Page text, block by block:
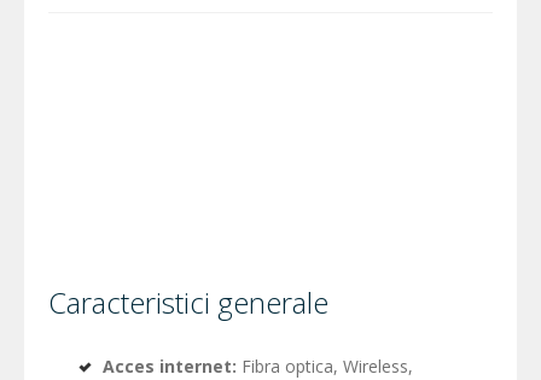
Caracteristici generale
Acces internet: Fibra optica, Wireless,